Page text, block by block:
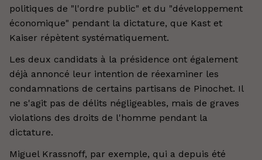
politiques de "l'ordre public" et du "développement
économique" pendant la dictature, que Kast et
Kaiser répètent systématiquement.
Les deux candidats à la présidence ont également
déjà annoncé leur intention de réexaminer les
condamnations de certains partisans de Pinochet. Il
ne s'agit pas de délits négligeables, mais de graves
violations des droits de l'homme pendant la
dictature.
Miguel Krassnoff, par exemple, qui a depuis été